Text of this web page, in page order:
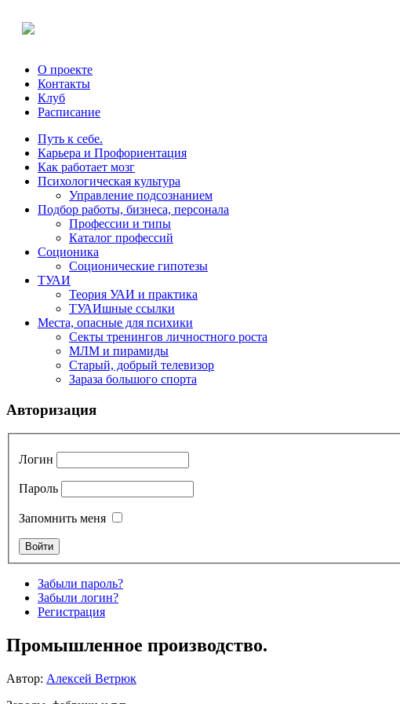
О проекте
Контакты
Клуб
Расписание
Путь к себе.
Карьера и Профориентация
Как работает мозг
Психологическая культура
Управление подсознанием
Подбор работы, бизнеса, персонала
Профессии и типы
Каталог профессий
Cоционика
Соционические гипотезы
ТУАИ
Теория УАИ и практика
ТУАИшные ссылки
Места, опасные для психики
Секты тренингов личностного роста
МЛМ и пирамиды
Старый, добрый телевизор
Зараза большого спорта
Авторизация
Логин
Пароль
Запомнить меня
Забыли пароль?
Забыли логин?
Регистрация
Промышленное производство.
Автор: Алексей Ветрюк